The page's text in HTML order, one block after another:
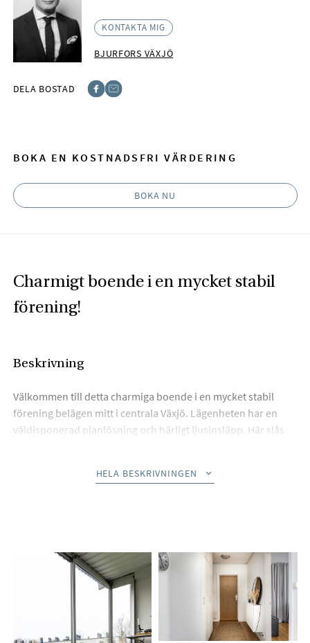
KONTAKTA MIG
BJURFORS VÄXJÖ
DELA BOSTAD
BOKA EN KOSTNADSFRI VÄRDERING
BOKA NU
Charmigt boende i en mycket stabil
förening!
Beskrivning
Välkommen till detta charmiga boende i en mycket stabil
förening belägen mitt i centrala Växjö. Lägenheten har en
väldisponerad planlösning och härligt ljusinsläpp. Här slås
rum och lättmöblerade ytor. Köket är välutrustat med goda
skjutdörrsgarderob. Badrummet är helkaklat och har dusch
och tvättmaskin. Bostaden har en medveten och stilenlig
färgskala som ger karaktär. Citys stora utbud utanför
lägenheten erbjuder trevliga och välrenommerade
restauranger och butiker. Här bor man nära Oxtorget med
HELA BESKRIVNINGEN